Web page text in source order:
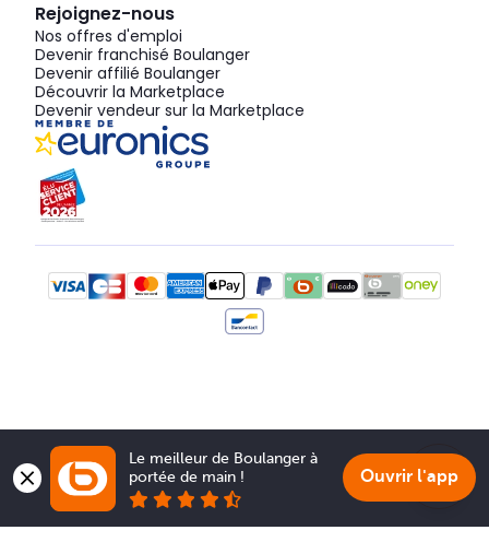
Rejoignez-nous
Nos offres d'emploi
Devenir franchisé Boulanger
Devenir affilié Boulanger
Découvrir la Marketplace
Devenir vendeur sur la Marketplace
Le meilleur de Boulanger à
portée de main !
Ouvrir l'app